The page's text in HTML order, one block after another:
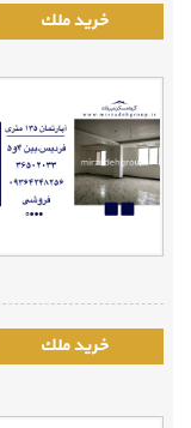
اپارتمان 135 متری فردیس
قيمت متري : 0 تومان
متراژ :135 متر
تاريخ ثبت :
1405/03/19
آدرس : فردیس بین
اپارتمان 120 متری فردیس
قيمت :